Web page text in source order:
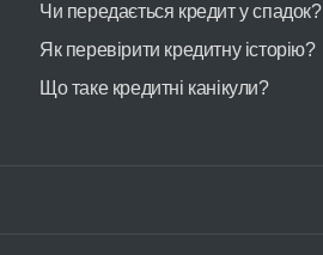
Чи передається кредит у спадок?
Як перевірити кредитну історію?
Що таке кредитні канікули?